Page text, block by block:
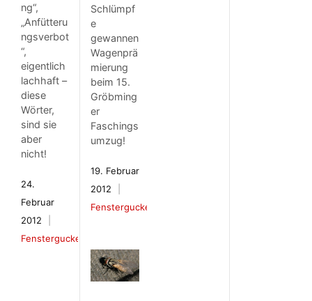
ng“,
„Anfütteru
ngsverbot
“,
eigentlich
lachhaft –
diese
Wörter,
sind sie
aber
nicht!
24.
Februar
2012
Fenstergucker
Schlümpf
e
gewannen
Wagenprä
mierung
beim 15.
Gröbming
er
Faschings
umzug!
19. Februar
2012
Fenstergucker